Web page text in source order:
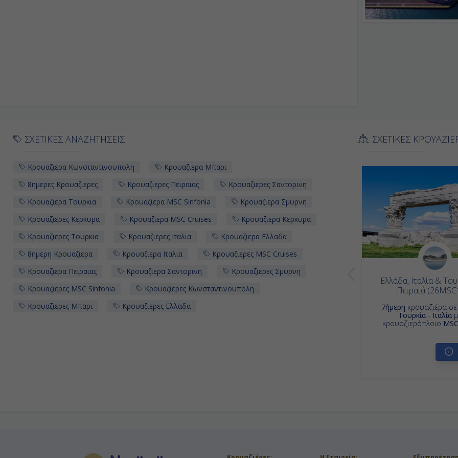
ΣΧΕΤΙΚΕΣ ΑΝΑΖΗΤΗΣΕΙΣ
Κρουαζιερα Κωνσταντινουπολη
Κρουαζιερα Μπαρι
8ημερες Κρουαζιερες
Κρουαζιερες Πειραιας
Κρουαζιερες Σαντορινη
Κρουαζιερα Τουρκια
Κρουαζιερα MSC Sinfonia
Κρουαζιερα Σμυρνη
Κρουαζιερες Κερκυρα
Κρουαζιερα MSC Cruises
Κρουαζιερα Κερκυρα
Κρουαζιερες Τουρκια
Κρουαζιερες Ιταλια
Κρουαζιερα Ελλαδα
8ημερη Κρουαζιερα
Κρουαζιερα Ιταλια
Κρουαζιερες MSC Cruises
Κρουαζιερα Πειραιας
Κρουαζιερα Σαντορινη
Κρουαζιερες Σμυρνη
Κρουαζιερες MSC Sinfonia
Κρουαζιερες Κωνσταντινουπολη
Κρουαζιερες Μπαρι
Κρουαζιερες Ελλαδα
ΣΧΕΤΙΚΕΣ
Ελλάδα, Ιταλία &
Πειραιά
7ήμερη κρουαζιέρα
Τουρκία - Ιταλία
κρουαζιερόπλοιο